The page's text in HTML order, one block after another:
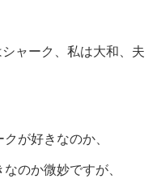
ャーク、私は大和、夫
が好きなのか、
のか微妙ですが、